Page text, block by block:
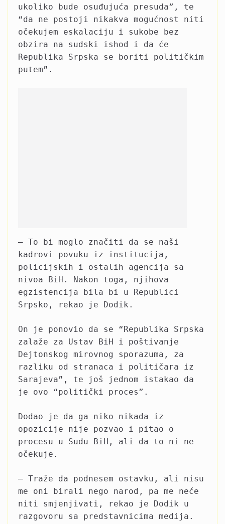
ukoliko bude osuđujuća presuda”, te
“da ne postoji nikakva mogućnost niti
očekujem eskalaciju i sukobe bez
obzira na sudski ishod i da će
Republika Srpska se boriti političkim
putem”.
– To bi moglo značiti da se naši
kadrovi povuku iz institucija,
policijskih i ostalih agencija sa
nivoa BiH. Nakon toga, njihova
egzistencija bila bi u Republici
Srpsko, rekao je Dodik.
On je ponovio da se “Republika Srpska
zalaže za Ustav BiH i poštivanje
Dejtonskog mirovnog sporazuma, za
razliku od stranaca i političara iz
Sarajeva”, te još jednom istakao da
je ovo “politički proces”.
Dodao je da ga niko nikada iz
opozicije nije pozvao i pitao o
procesu u Sudu BiH, ali da to ni ne
očekuje.
– Traže da podnesem ostavku, ali nisu
me oni birali nego narod, pa me neće
niti smjenjivati, rekao je Dodik u
razgovoru sa predstavnicima medija.